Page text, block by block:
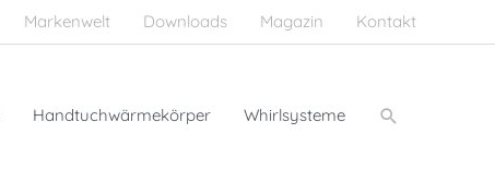
Markenwelt Downloads Magazin Kontakt
Handtuchwärmekörper Whirlsysteme Suchen